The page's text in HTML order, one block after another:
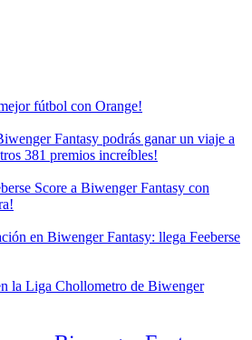
fútbol con Orange!
Fantasy podrás ganar un viaje a
381 premios increíbles!
Score a Biwenger Fantasy con
en Biwenger Fantasy: llega Feeberse
la Liga Chollometro de Biwenger